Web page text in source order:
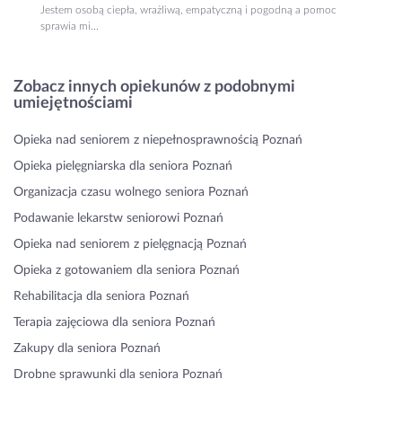
Jestem osobą ciepła, wrażliwą, empatyczną i pogodną a pomoc
sprawia mi...
Zobacz innych opiekunów z podobnymi
umiejętnościami
Opieka nad seniorem z niepełnosprawnością Poznań
Opieka pielęgniarska dla seniora Poznań
Organizacja czasu wolnego seniora Poznań
Podawanie lekarstw seniorowi Poznań
Opieka nad seniorem z pielęgnacją Poznań
Opieka z gotowaniem dla seniora Poznań
Rehabilitacja dla seniora Poznań
Terapia zajęciowa dla seniora Poznań
Zakupy dla seniora Poznań
Drobne sprawunki dla seniora Poznań